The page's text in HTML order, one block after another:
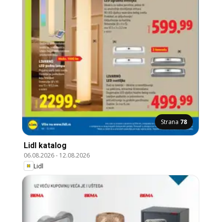
Strana 78
Lidl katalog
06.08.2026- 12.08.2026
Lidl